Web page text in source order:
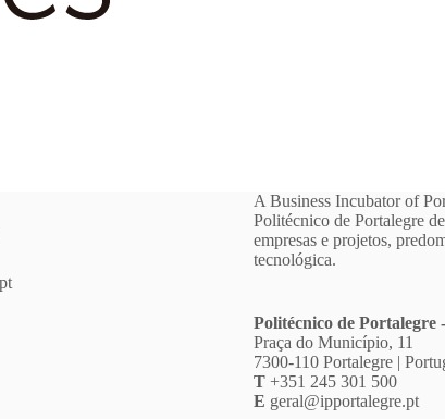
A Business Incubator of
Politécnico de Portalegre
empresas e projetos,
tecnológica.
Politécnico de Portalegre
Praça do Município, 11
7300-110 Portalegre |
T +351 245 301 500
E geral@ipportalegre.pt